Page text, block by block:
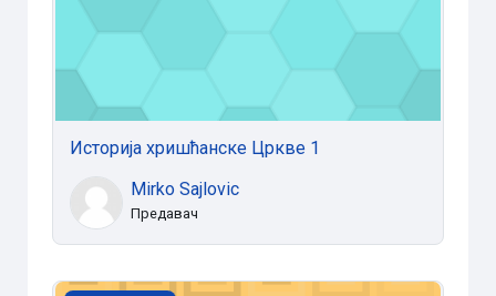
Историја хришћанске Цркве 1
Mirko Sajlovic
Предавач